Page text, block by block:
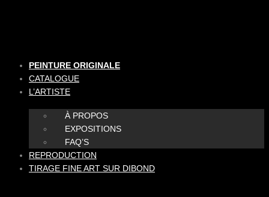
PEINTURE ORIGINALE
CATALOGUE
L’ARTISTE
À PROPOS
EXPOSITIONS
FAQ’S
REPRODUCTION
TIRAGE FINE ART SUR DIBOND